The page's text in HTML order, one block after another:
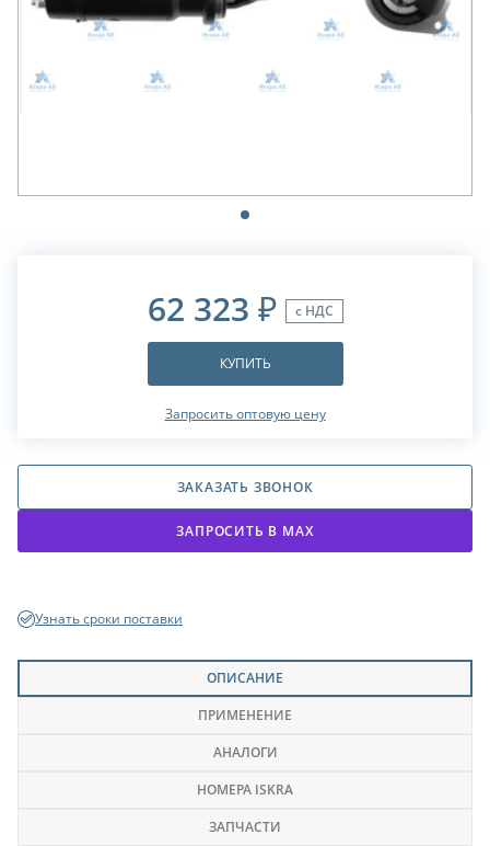
62 323 ₽ с НДС
КУПИТЬ
Запросить оптовую цену
ЗАКАЗАТЬ ЗВОНОК
ЗАПРОСИТЬ В МАХ
Узнать сроки поставки
ОПИСАНИЕ
ПРИМЕНЕНИЕ
АНАЛОГИ
НОМЕРА ISKRA
ЗАПЧАСТИ